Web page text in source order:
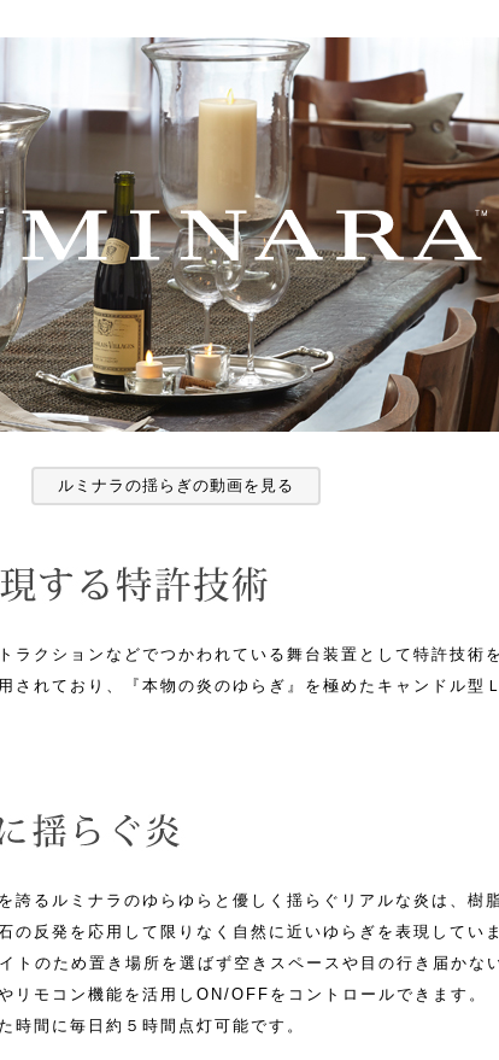
ルミナラの揺らぎの動画を見る
ラクションなどでつかわれている舞台装置として特許技術
されており、『本物の炎のゆらぎ』を極めたキャンドル型
誇るルミナラのゆらゆらと優しく揺らぐリアルな炎は、樹
の反発を応用して限りなく自然に近いゆらぎを表現していま
トのため置き場所を選ばず空きスペースや目の行き届かな
リモコン機能を活用しON/OFFをコントロールできます。
間に毎日約５時間点灯可能です。